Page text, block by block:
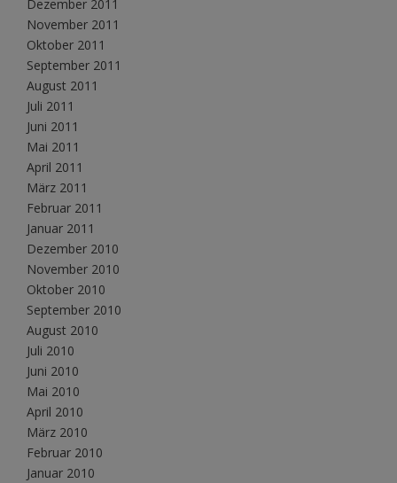
Dezember 2011
November 2011
Oktober 2011
September 2011
August 2011
Juli 2011
Juni 2011
Mai 2011
April 2011
März 2011
Februar 2011
Januar 2011
Dezember 2010
November 2010
Oktober 2010
September 2010
August 2010
Juli 2010
Juni 2010
Mai 2010
April 2010
März 2010
Februar 2010
Januar 2010